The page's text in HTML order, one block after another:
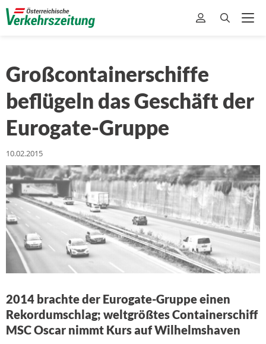
Großcontainerschiffe
beflügeln das Geschäft der
Eurogate-Gruppe
10.02.2015
2014 brachte der Eurogate-Gruppe einen
Rekordumschlag; weltgrößtes Containerschiff
MSC Oscar nimmt Kurs auf Wilhelmshaven